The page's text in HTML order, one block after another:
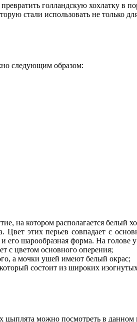
голландскую хохлатку в
стали использовать не только
следующим образом:
на котором располагается белый
Цвет этих перьев совпадает с
его шарообразная форма. На голове
с цветом основного оперения;
а мочки ушей имеют белый окрас;
состоит из широких
можно посмотреть в